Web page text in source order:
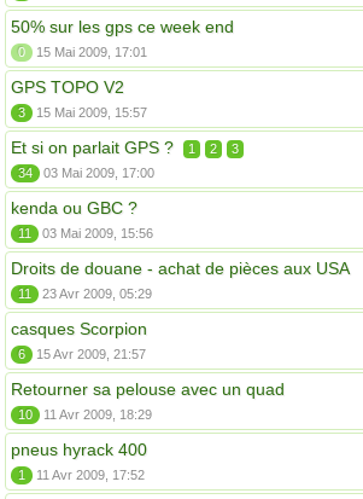
50% sur les gps ce week end
0 15 Mai 2009, 17:01
GPS TOPO V2
3 15 Mai 2009, 15:57
Et si on parlait GPS ? 1 2
3
34
03 Mai 2009, 17:00
kenda ou GBC ?
11 03 Mai 2009, 15:56
Droits de douane - achat de pièces aux USA
11 23 Avr 2009, 05:29
casques Scorpion
6 15 Avr 2009, 21:57
Retourner sa pelouse avec un quad
10 11 Avr 2009, 18:29
pneus hyrack 400
1 11 Avr 2009, 17:52